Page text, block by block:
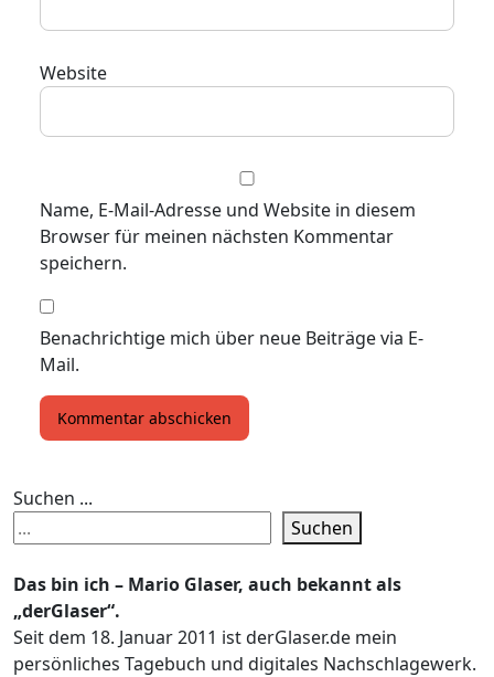
Website
Name, E-Mail-Adresse und Website in diesem
Browser für meinen nächsten Kommentar
speichern.
Benachrichtige mich über neue Beiträge via E-
Mail.
Suchen ...
Suchen
Das bin ich – Mario Glaser, auch bekannt als
„derGlaser“.
Seit dem 18. Januar 2011 ist derGlaser.de mein
persönliches Tagebuch und digitales Nachschlagewerk.